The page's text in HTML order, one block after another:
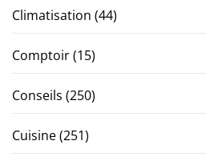
Climatisation (44)
Comptoir(15)
Conseils (250)
Cuisine(251)